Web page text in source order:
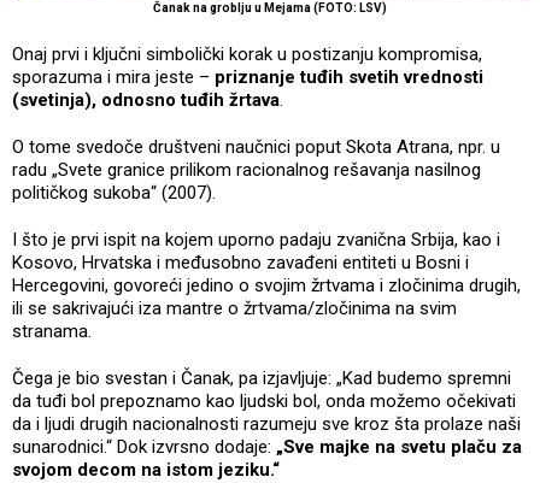
Čanak na groblju u Mejama (FOTO: LSV)
Onaj prvi i ključni simbolički korak u postizanju kompromisa,
sporazuma i mira jeste – priznanje tuđih svetih vrednosti
(svetinja), odnosno tuđih žrtava.
O tome svedoče društveni naučnici poput Skota Atrana, npr. u
radu „Svete granice prilikom racionalnog rešavanja nasilnog
političkog sukoba“ (2007).
I što je prvi ispit na kojem uporno padaju zvanična Srbija, kao i
Kosovo, Hrvatska i međusobno zavađeni entiteti u Bosni i
Hercegovini, govoreći jedino o svojim žrtvama i zločinima drugih,
ili se sakrivajući iza mantre o žrtvama/zločinima na svim
stranama.
Čega je bio svestan i Čanak, pa izjavljuje: „Kad budemo spremni
da tuđi bol prepoznamo kao ljudski bol, onda možemo očekivati
da i ljudi drugih nacionalnosti razumeju sve kroz šta prolaze naši
sunarodnici.“ Dok izvrsno dodaje: „Sve majke na svetu plaču za
svojom decom na istom jeziku.“